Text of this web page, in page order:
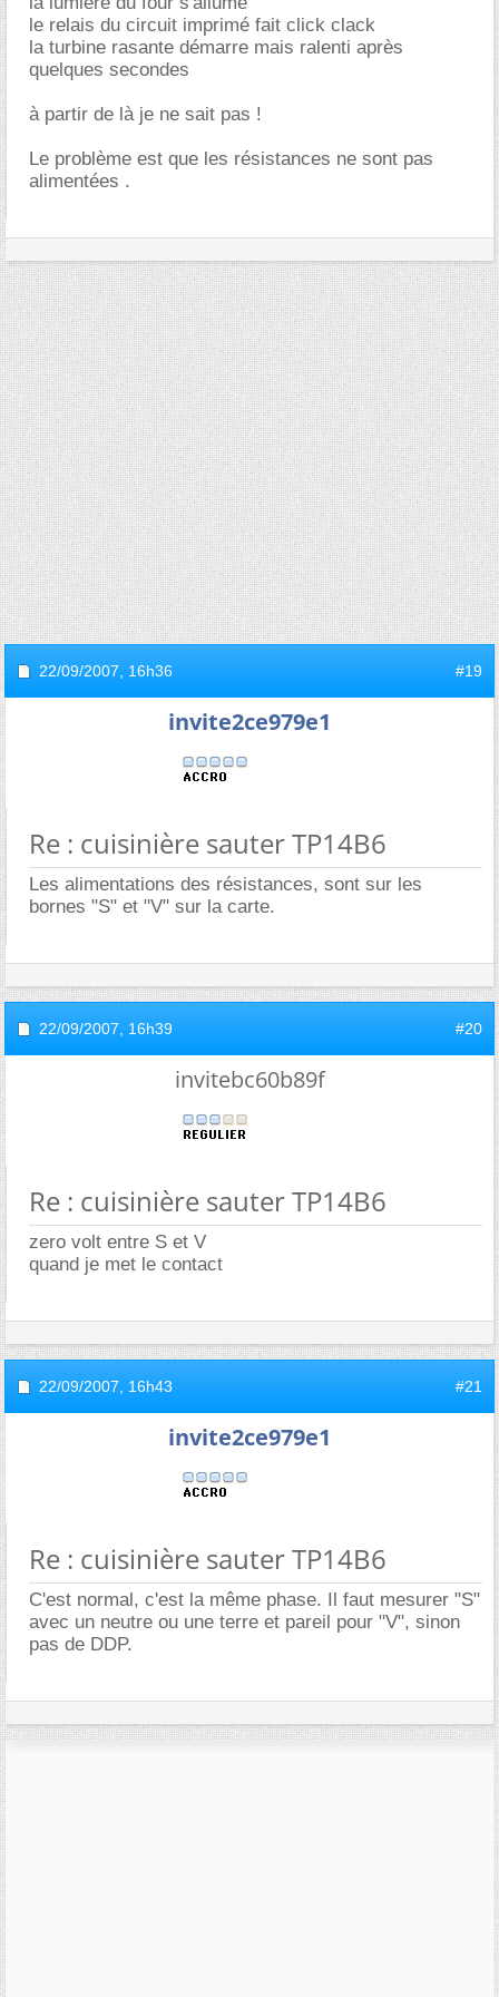
le relais du circuit imprimé fait click clack
la turbine rasante démarre mais ralenti après
quelques secondes
à partir de là je ne sait pas !
Le problème est que les résistances ne sont pas
alimentées .
22/09/2007, 16h36 #19
invite2ce979e1
Re : cuisinière sauter TP14B6
Les alimentations des résistances, sont sur les
bornes "S" et "V" sur la carte.
22/09/2007, 16h39 #20
invitebc60b89f
Re : cuisinière sauter TP14B6
zero volt entre S et V
quand je met le contact
22/09/2007, 16h43 #21
invite2ce979e1
Re : cuisinière sauter TP14B6
C'est normal, c'est la même phase. Il faut mesurer "S"
avec un neutre ou une terre et pareil pour "V", sinon
pas de DDP.